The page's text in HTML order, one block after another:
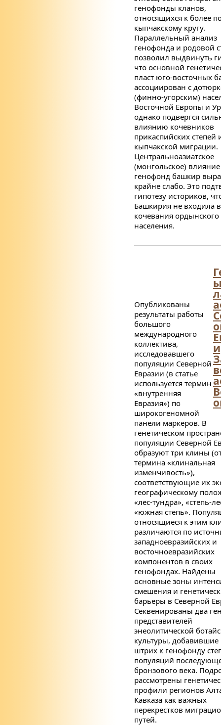
генофонды кланов,
относящихся к более
кыпчакскому кругу.
Параллельный анализ
генофонда и родовой
позволил выдвинуть
что основной
пласт юго-восточных
ассоциирован с
(финно-угорским)
Восточной Европы и
однако подвергся
влиянию кочевников
прикаспийских степей
кыпчакской миграции.
Центральноазиатское
(монгольское)
генофонд башкир
крайне слабо. Это
гипотезу историков,
Башкирия не входила
кочевания ордынского
населения.
Опубликованы
результаты работы
большого
международного
коллектива,
исследовавшего
популяции Северной
Евразии (в статье
используется термин
«внутренняя
Евразия») по
широкогеномной
панели маркеров. В
генетическом
популяции Северной
образуют три клины
термина «клинальная
изменчивость»),
соответствующие их
географическому
«лес-тундра», «степь-
«южная степь».
относящиеся к этим
различаются по
западноевразийских и
восточноевразийских
компонентов в своих
генофондах. Найдены
основные зоны
смешения и
барьеры в Северной
Секвенированы два
представителей
энеолитической
культуры,
штрих к генофонду
популяций
бронзового века.
рассмотрены
профили регионов
Кавказа как важных
перекрестков
путей.